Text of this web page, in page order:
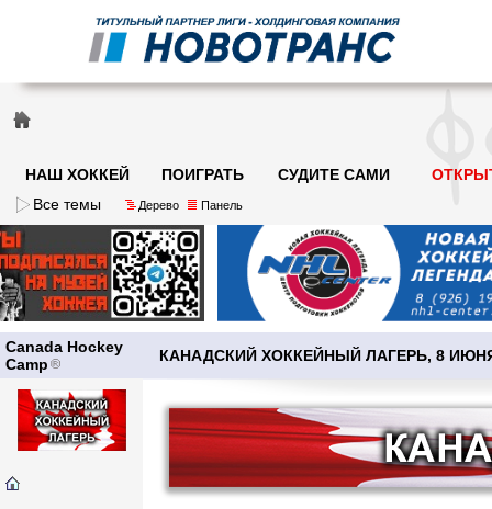
НАШ ХОККЕЙ ПОИГРАТЬ СУДИТЕ САМИ
Все темы
Дерево Панель
Canada Hockey
Camp
КАНАДСКИЙ ХОККЕЙНЫЙ ЛАГЕРЬ, 8